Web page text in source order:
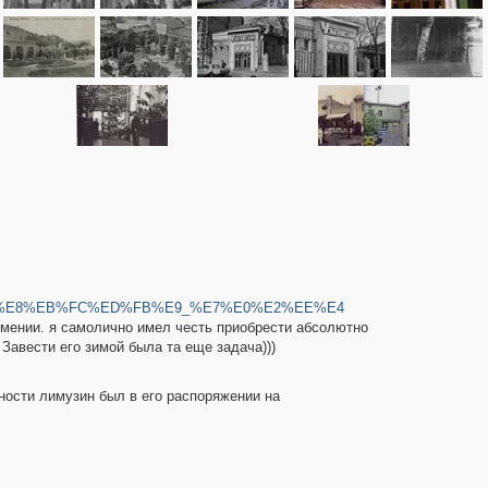
я самолично имел честь приобрести абсолютно
его зимой была та еще задача)))
лимузин был в его распоряжении на